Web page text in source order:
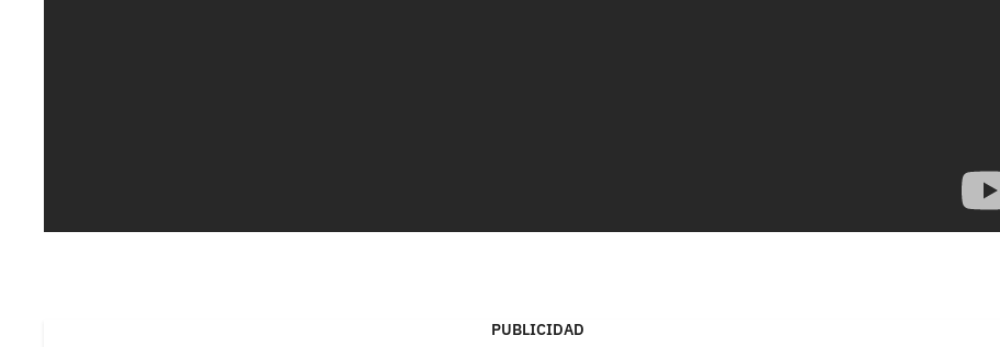
PUBLICIDAD